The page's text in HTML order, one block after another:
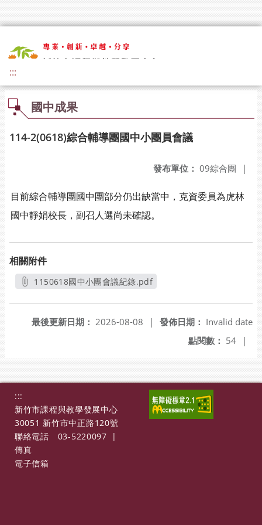
:::
國中成果
114-2(0618)綜合輔導團國中小團員會議
發布單位： 09綜合團 |
目前綜合輔導團國中團部分仍出缺當中，克資委員為虎林
國中靜娟校長，副召人選尚未確認。
相關附件
1150618國中小團會議紀錄.pdf
發佈日期： Invalid date
最後更新日期： 2026-08-08
|
點閱數： 54 |
:::
新竹市課程與教學發展中心
30051 新竹市中正路120號
聯絡電話
03-5220097
|
傳真
電子信箱